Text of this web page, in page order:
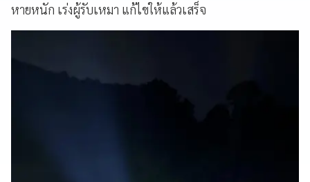
หายหนัก เร่งผู้รับเหมา แก้ไขให้แล้วเสร็จ